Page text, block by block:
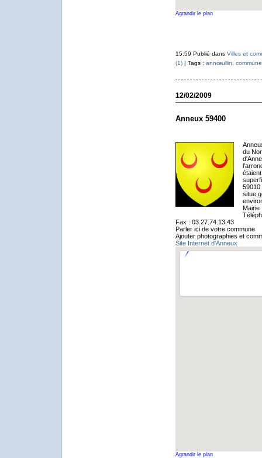
Agrandir le plan
15:59 Publié dans Villes et
(1)| Tags : annœullin
12/02/2009
Anneux 59400
du
59010
situe
Mairie
Fax : 03.27.74.13.43
Parler ici de votre commune
Ajouter photographies et
Site Internet d'Anneux
Agrandir le plan